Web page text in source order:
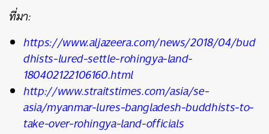
ที่มา:
https://www.aljazeera.com/news/2018/04/bud
dhists-lured-settle-rohingya-land-
180402122106160.html
http://www.straitstimes.com/asia/se-
asia/myanmar-lures-bangladesh-buddhists-to-
take-over-rohingya-land-officials